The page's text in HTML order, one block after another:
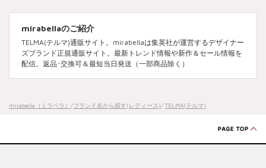
mirabellaのご紹介
TELMA(テルマ)通販サイト。mirabellaは集英社が運営するデザイナー
ズブランド正規通販サイト。最新トレンド情報や新作＆セール情報を
配信。返品･交換可＆最短当日発送（一部商品除く）
mirabella（ミラベラ） /ブランド名から探す(レディース)/ TELMA(テルマ)